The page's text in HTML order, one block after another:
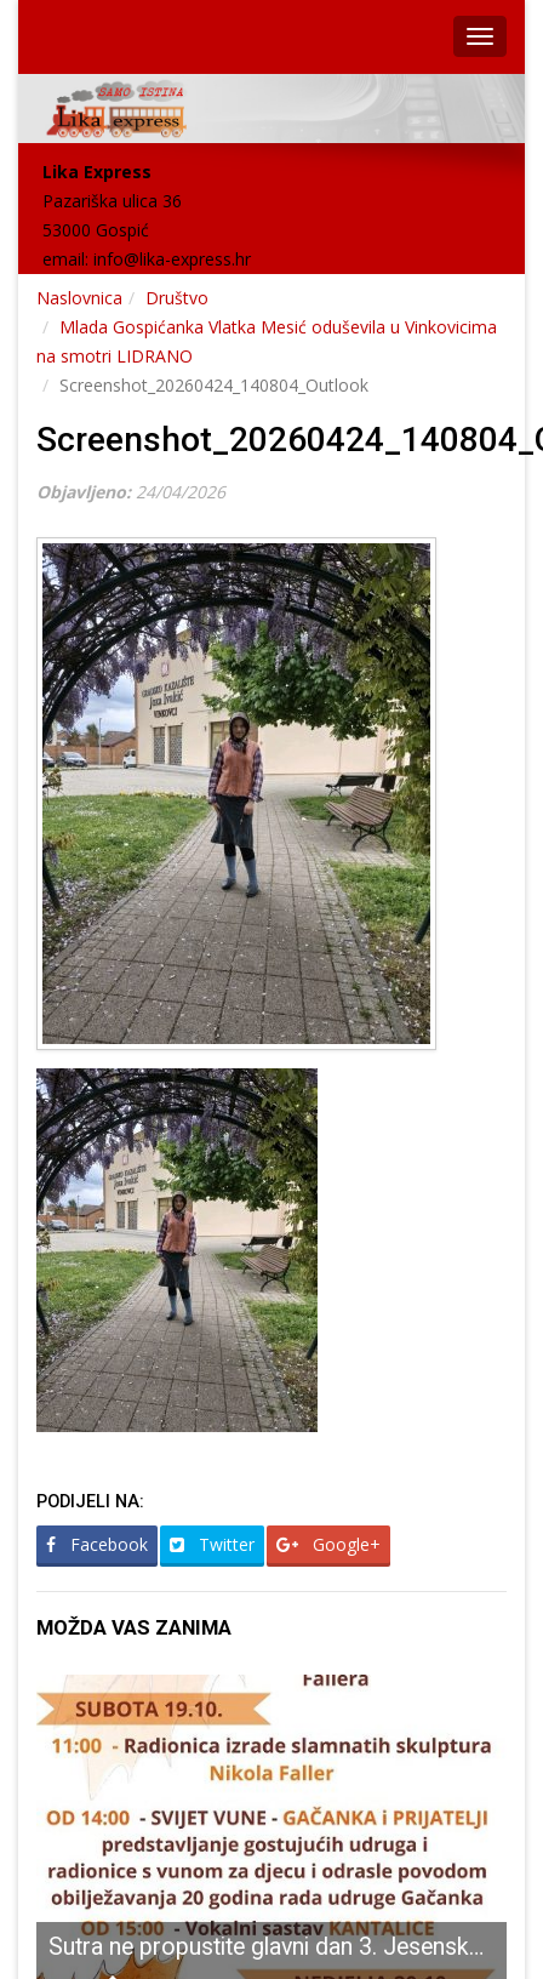
Lika Express
Pazariška ulica 36
53000 Gospić
email: info@lika-express.hr
Naslovnica
Društvo
Mlada Gospićanka Vlatka Mesić oduševila u Vinkovicima
na smotri LIDRANO
Screenshot_20260424_140804_Outlook
Objavljeno: 24/04/2026
PODIJELI NA:
Facebook Twitter Google+
MOŽDA VAS ZANIMA
Sutra ne propustite glavni dan 3. Jesenskog festivala u Otočcu